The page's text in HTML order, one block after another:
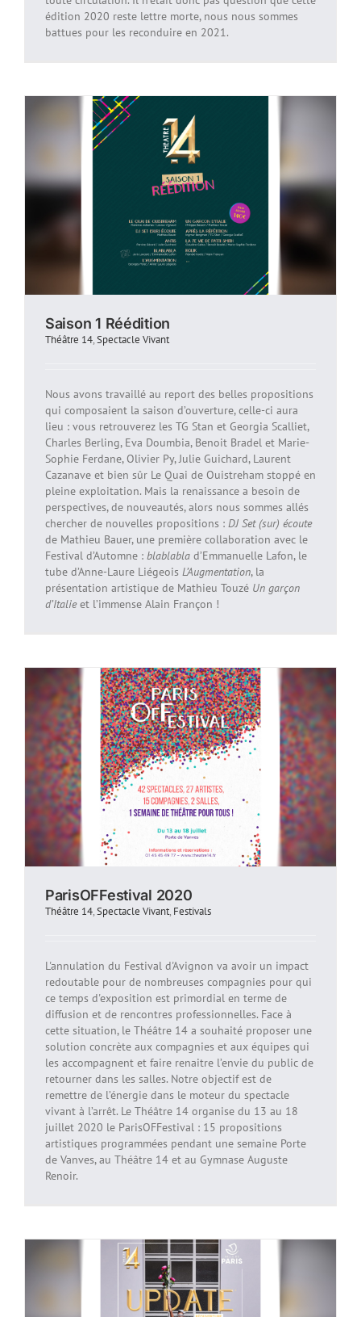
édition 2020 reste lettre morte, nous nous sommes
battues pour les reconduire en 2021.
Saison 1 Réédition
Théâtre 14,Spectacle Vivant
Nous avons travaillé au report des belles propositions
qui composaient la saison d’ouverture, celle-ci aura
lieu : vous retrouverez les TG Stan et Georgia Scalliet,
Charles Berling, Eva Doumbia, Benoit Bradel et Marie-
Sophie Ferdane, Olivier Py, Julie Guichard, Laurent
Cazanave et bien sûr Le Quai de Ouistreham stoppé en
pleine exploitation. Mais la renaissance a besoin de
perspectives, de nouveautés, alors nous sommes allés
chercher de nouvelles propositions : DJ Set (sur) écoute
de Mathieu Bauer, une première collaboration avec le
Festival d’Automne : blablablad’Emmanuelle Lafon, le
tube d’Anne-Laure Liégeois L’Augmentation, la
présentation artistique de Mathieu Touzé Un garçon
d’Italieet l’immense Alain Françon !
ParisOFFestival 2020
Théâtre 14,Spectacle Vivant, Festivals
L'annulation du Festival d'Avignon va avoir un impact
redoutable pour de nombreuses compagnies pour qui
ce temps d'exposition est primordial en terme de
diffusion et de rencontres professionnelles. Face à
cette situation, le Théâtre 14 a souhaité proposer une
solution concrète aux compagnies et aux équipes qui
les accompagnent et faire renaitre l’envie du public de
retourner dans les salles. Notre objectif est de
remettre de l’énergie dans le moteur du spectacle
vivant à l’arrêt. Le Théâtre 14 organise du 13 au 18
juillet 2020 le ParisOFFestival : 15 propositions
artistiques programmées pendant une semaine Porte
de Vanves, au Théâtre 14 et au Gymnase Auguste
Renoir.